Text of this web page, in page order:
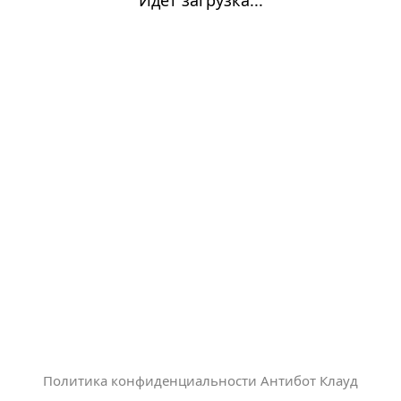
Политика конфиденциальности Антибот Клауд